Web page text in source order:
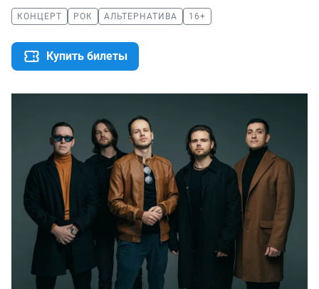
КОНЦЕРТ РОК АЛЬТЕРНАТИВА 16+
Купить билеты